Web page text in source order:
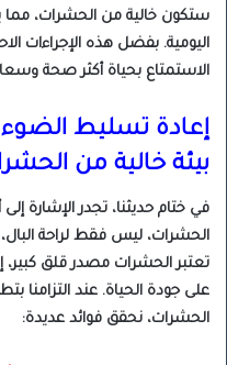
ستكون خالية من الحشرات، مما
اليومية. بفضل هذه الإجراءات
الاستمتاع بحياة أكثر صحة
إعادة تسليط
بيئة خالية من
في ختام حديثنا، تجدر الإشارة
الحشرات، ليس فقط لراحة
تعتبر الحشرات مصدر قلق كبير،
على جودة الحياة. عند التزامنا
الحشرات، نحقق فوائد عديدة: